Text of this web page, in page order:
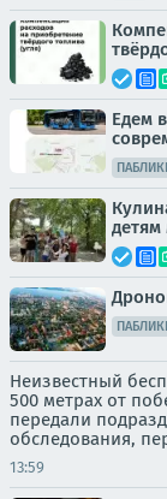
Едем
детям
Неизвестный
500 метрах от
передали
обследования,
13:59